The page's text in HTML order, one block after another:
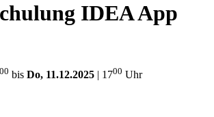
IDEA App
00 bis Do, 11.12.2025 | 1700 Uhr